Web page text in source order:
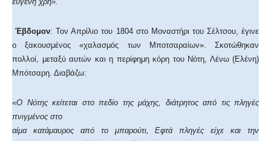
Έβδομον: Τον Απρίλιο του 1804 στο Μοναστήρι του Σέλτσου, έγινε
ο ξακουσμένος «χαλασμός των Μποτσαραίων». Σκοτώθηκαν
πολλοί, μεταξύ αυτών και η περίφημη κόρη του Νότη, Λένω (Ελένη)
Μπότσαρη. Διαβάζω:
«Ο Νότης κείτεται στο πεδίο της μάχης, διάτρητος από τις πληγές
πνιγμένος στο
αίμα κατάμαυρος από το μπαρούτι, Εφτά πληγές είχε και την